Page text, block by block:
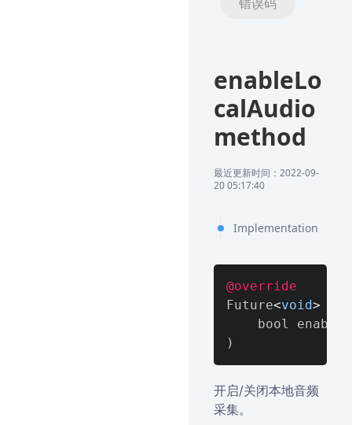
enableLo
calAudio
method
最近更新时间：2022-09-
20 05:17:40
Implementation
@override
Future<void>
)
开启/关闭本地音频
采集。